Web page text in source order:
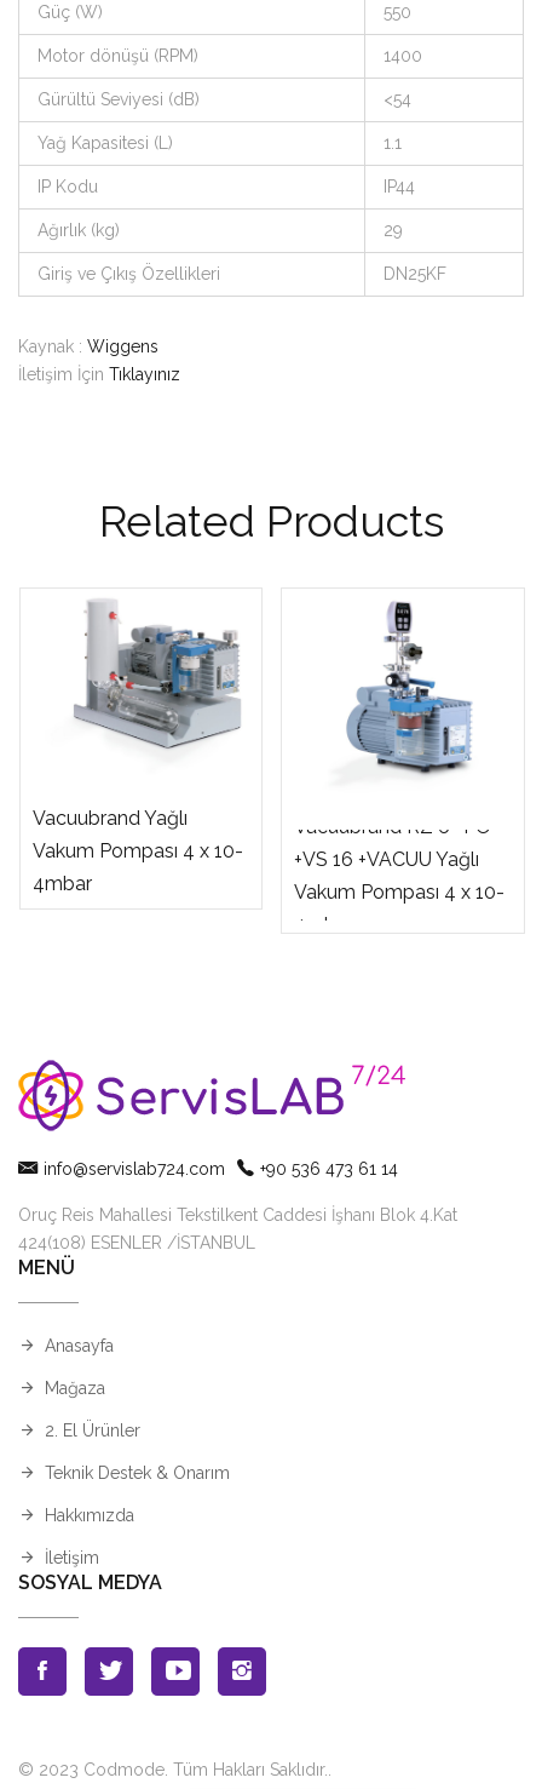
Güç (W) 550
Motor dönüşü (RPM) 1400
Gürültü Seviyesi (dB) <54
Yağ Kapasitesi (L) 1.1
IP Kodu IP44
Ağırlık (kg) 29
Giriş ve Çıkış Özellikleri DN25KF
Kaynak : Wiggens
İletişim İçin Tıklayınız
Related Products
Vacuubrand Yağlı
Vakum Pompası 4 x 10-
4mbar
Vacuubrand RZ 6 +FO
+VS 16 +VACUU Yağlı
Vakum Pompası 4 x 10-
4mbar
info@servislab724.com +90 536 473 61 14
Oruç Reis Mahallesi Tekstilkent Caddesi İşhanı Blok 4.Kat
424(108) ESENLER /İSTANBUL
MENÜ
Anasayfa
Mağaza
2. El Ürünler
Teknik Destek & Onarım
Hakkımızda
İletişim
SOSYAL MEDYA
© 2023 Codmode. Tüm Hakları Saklıdır.